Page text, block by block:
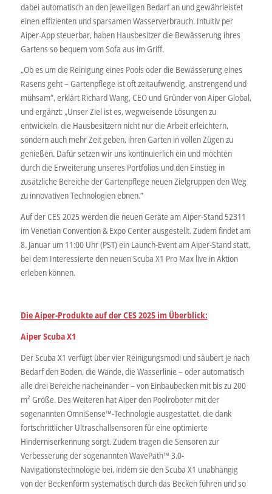
dabei automatisch an den jeweiligen Bedarf an und gewährleistet
einen effizienten und sparsamen Wasserverbrauch. Intuitiv per
Aiper-App steuerbar, haben Hausbesitzer die Bewässerung ihres
Gartens so bequem vom Sofa aus im Griff.
„Ob es um die Reinigung eines Pools oder die Bewässerung eines
Rasens geht – Gartenpflege ist oft zeitaufwendig, anstrengend und
mühsam“, erklärt Richard Wang, CEO und Gründer von Aiper Global,
und ergänzt: „Unser Ziel ist es, wegweisende Lösungen zu
entwickeln, die Hausbesitzern nicht nur die Arbeit erleichtern,
sondern auch mehr Zeit geben, ihren Garten in vollen Zügen zu
genießen. Dafür setzen wir uns kontinuierlich ein und möchten
durch die Erweiterung unseres Portfolios und den Einstieg in
zusätzliche Bereiche der Gartenpflege neuen Zielgruppen den Weg
zu innovativen Technologien ebnen.“
Auf der CES 2025 werden die neuen Geräte am Aiper-Stand 52311
im Venetian Convention & Expo Center ausgestellt. Zudem findet am
8. Januar um 11:00 Uhr (PST) ein Launch-Event am Aiper-Stand statt,
bei dem Interessierte den neuen Scuba X1 Pro Max live in Aktion
erleben können.
Die Aiper-Produkte auf der CES 2025 im Überblick:
Aiper Scuba X1
Der Scuba X1 verfügt über vier Reinigungsmodi und säubert je nach
Bedarf den Boden, die Wände, die Wasserlinie – oder automatisch
alle drei Bereiche nacheinander – von Einbaubecken mit bis zu 200
m² Größe. Des Weiteren hat Aiper den Poolroboter mit der
sogenannten OmniSense™-Technologie ausgestattet, die dank
fortschrittlicher Ultraschallsensoren für eine optimierte
Hinderniserkennung sorgt. Zudem tragen die Sensoren zur
Verbesserung der sogenannten WavePath™ 3.0-
Navigationstechnologie bei, indem sie den Scuba X1 unabhängig
von der Beckenform systematisch durch das Becken führen und so